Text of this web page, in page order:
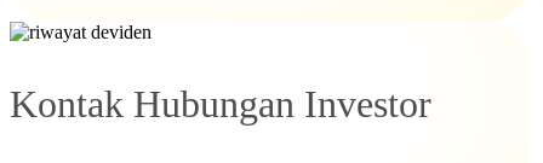
Kontak Hubungan Investor